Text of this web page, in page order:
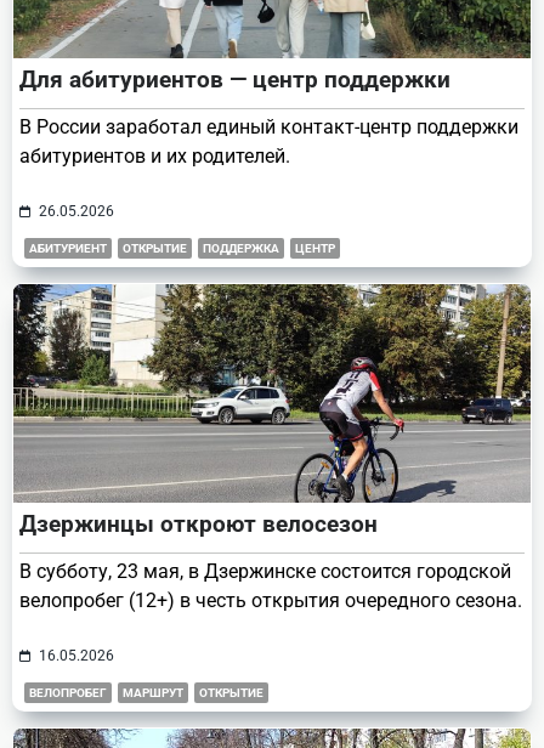
Для абитуриентов — центр поддержки
В России заработал единый контакт-центр поддержки
абитуриентов и их родителей.
26.05.2026
АБИТУРИЕНТ ОТКРЫТИЕ ПОДДЕРЖКА ЦЕНТР
Дзержинцы откроют велосезон
В субботу, 23 мая, в Дзержинске состоится городской
велопробег (12+) в честь открытия очередного сезона.
16.05.2026
ВЕЛОПРОБЕГ МАРШРУТ ОТКРЫТИЕ